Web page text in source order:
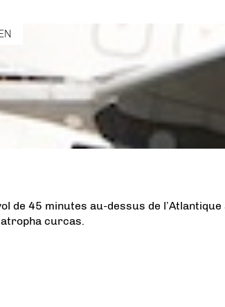
de 45 minutes au-dessus de l’Atlantique
curcas.